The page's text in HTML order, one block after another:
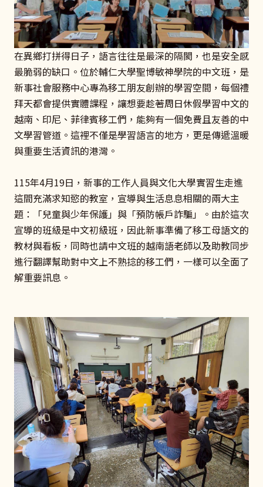
在異鄉打拼得日子，語言往往是最深的隔閡，也是安全感
最脆弱的缺口。位於輔仁大學聖博敏神學院的中文班，是
新事社會服務中心專為移工朋友創辦的學習空間，每個禮
拜天都會提供實體課程，讓想要趁著周日休假學習中文的
越南、印尼、菲律賓移工們，能夠有一個免費且友善的中
文學習管道。這裡不僅是學習語言的地方，更是傳遞溫暖
與重要生活資訊的港灣。
115年4月19日，新事的工作人員與文化大學實習生走進
這間充滿求知慾的教室，宣導與生活息息相關的兩大主
題：「兒童與少年保護」與「預防帳戶詐騙」。由於這次
宣導的班級是中文初級班，因此新事準備了移工母語文的
教材與看板，同時也請中文班的越南語老師以及助教同步
進行翻譯幫助對中文上不熟捻的移工們，一樣可以全面了
解重要訊息。